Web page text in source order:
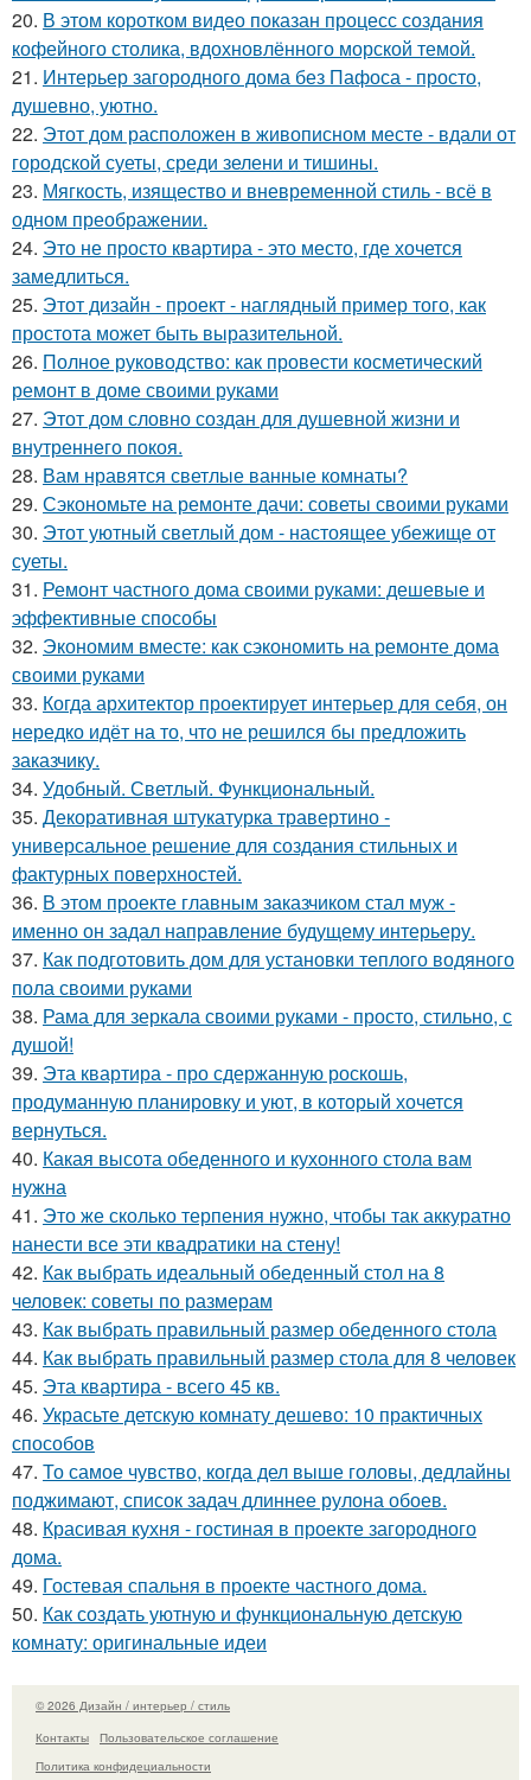
20. В этом коротком видео показан процесс создания
кофейного столика, вдохновлённого морской темой.
21. Интерьер загородного дома без Пафоса - просто,
душевно, уютно.
22. Этот дом расположен в живописном месте - вдали от
городской суеты, среди зелени и тишины.
23. Мягкость, изящество и вневременной стиль - всё в
одном преображении.
24. Это не просто квартира - это место, где хочется
замедлиться.
25. Этот дизайн - проект - наглядный пример того, как
простота может быть выразительной.
26. Полное руководство: как провести косметический
ремонт в доме своими руками
27. Этот дом словно создан для душевной жизни и
внутреннего покоя.
28. Вам нравятся светлые ванные комнаты?
29. Сэкономьте на ремонте дачи: советы своими руками
30. Этот уютный светлый дом - настоящее убежище от
суеты.
31. Ремонт частного дома своими руками: дешевые и
эффективные способы
32. Экономим вместе: как сэкономить на ремонте дома
своими руками
33. Когда архитектор проектирует интерьер для себя, он
нередко идёт на то, что не решился бы предложить
заказчику.
34. Удобный. Светлый. Функциональный.
35. Декоративная штукатурка травертино -
универсальное решение для создания стильных и
фактурных поверхностей.
36. В этом проекте главным заказчиком стал муж -
именно он задал направление будущему интерьеру.
37. Как подготовить дом для установки теплого водяного
пола своими руками
38. Рама для зеркала своими руками - просто, стильно, с
душой!
39. Эта квартира - про сдержанную роскошь,
продуманную планировку и уют, в который хочется
вернуться.
40. Какая высота обеденного и кухонного стола вам
нужна
41. Это же сколько терпения нужно, чтобы так аккуратно
нанести все эти квадратики на стену!
42. Как выбрать идеальный обеденный стол на 8
человек: советы по размерам
43. Как выбрать правильный размер обеденного стола
44. Как выбрать правильный размер стола для 8 человек
45. Эта квартира - всего 45 кв.
46. Украсьте детскую комнату дешево: 10 практичных
способов
47. То самое чувство, когда дел выше головы, дедлайны
поджимают, список задач длиннее рулона обоев.
48. Красивая кухня - гостиная в проекте загородного
дома.
49. Гостевая спальня в проекте частного дома.
50. Как создать уютную и функциональную детскую
комнату: оригинальные идеи
© 2026 Дизайн / интерьер / стиль
Контакты
Пользовательское соглашение
Политика конфидециальности